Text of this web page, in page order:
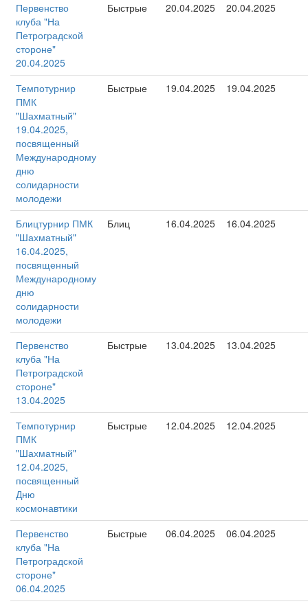
Первенство
клуба "На
Петроградской
стороне"
20.04.2025
Быстрые 20.04.2025 20.04.2025
Темпотурнир
ПМК
"Шахматный"
19.04.2025,
посвященный
Международному
дню
солидарности
молодежи
Быстрые 19.04.2025 19.04.2025
Блицтурнир ПМК
"Шахматный"
16.04.2025,
посвященный
Международному
дню
солидарности
молодежи
Блиц 16.04.2025 16.04.2025
Первенство
клуба "На
Петроградской
стороне"
13.04.2025
Быстрые 13.04.2025 13.04.2025
Темпотурнир
ПМК
"Шахматный"
12.04.2025,
посвященный
Дню
космонавтики
Быстрые 12.04.2025 12.04.2025
Первенство
клуба "На
Петроградской
стороне"
06.04.2025
Быстрые 06.04.2025 06.04.2025